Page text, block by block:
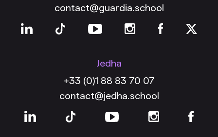
contact@guardia.school
Jedha
+33 (0)1 88 83 70 07
contact@jedha.school